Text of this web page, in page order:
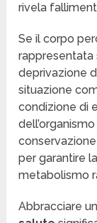
rivela
Se il corpo
rappresentata
deprivazione
situazione
condizione di
per garantire
metabolismo
Abbracciare